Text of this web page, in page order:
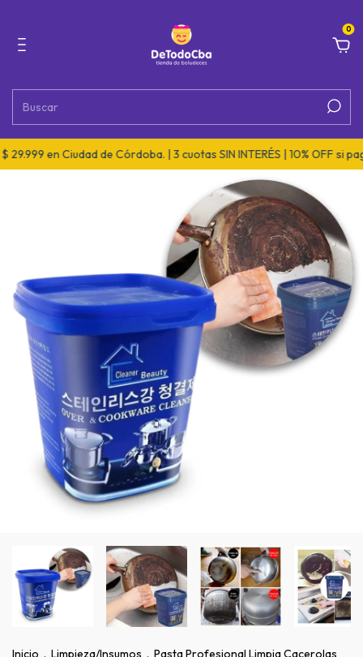
0
en Ciudad de Córdoba. | 3 cuotas SIN INTERÉS | 10% OFF si
Inicio . Limpieza/Insumos . Pasta Profesional Limpia Cacerolas